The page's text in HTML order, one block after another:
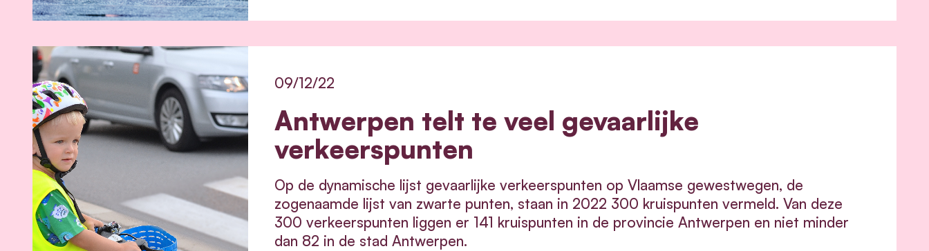
Antwerpen telt te veel gevaarlijke
verkeerspunten
09/12/22
Op de dynamische lijst gevaarlijke verkeerspunten op Vlaamse gewestwegen, de
zogenaamde lijst van zwarte punten, staan in 2022 300 kruispunten vermeld. Van deze
300 verkeerspunten liggen er 141 kruispunten in de provincie Antwerpen en niet minder
dan 82 in de stad Antwerpen.